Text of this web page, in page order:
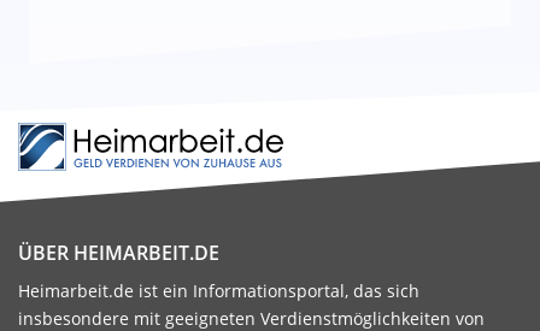
ÜBER HEIMARBEIT.DE
Heimarbeit.de ist ein Informationsportal, das sich
insbesondere mit geeigneten Verdienstmöglichkeiten von